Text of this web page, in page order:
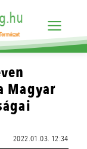
Természet
Magyar
2022.01.03. 12:34